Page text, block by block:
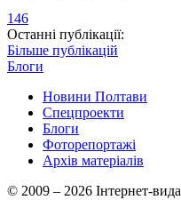
146
Останні публікації:
Більше публікацій
Блоги
Новини Полтави
Спецпроекти
Блоги
Фоторепортажі
Архів матеріалів
© 2009 – 2026 Інтернет-